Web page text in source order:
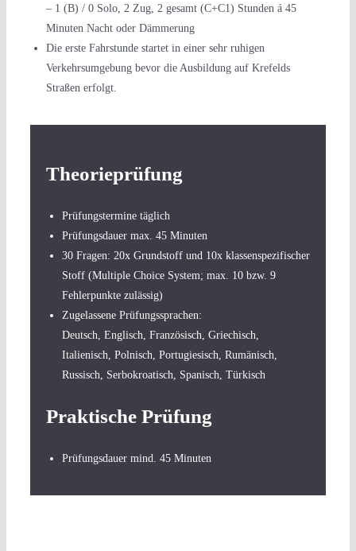
– 1 (B) / 0 Solo, 2 Zug, 2 gesamt (C+C1) Stunden á 45
Minuten Nacht oder Dämmerung
Die erste Fahrstunde startet in einer sehr ruhigen
Verkehrsumgebung bevor die Ausbildung auf Krefelds
Straßen erfolgt.
Theorieprüfung
Prüfungstermine täglich
Prüfungsdauer max. 45 Minuten
30 Fragen: 20x Grundstoff und 10x klassenspezifischer
Stoff (Multiple Choice System; max. 10 bzw. 9
Fehlerpunkte zulässig)
Zugelassene Prüfungssprachen:
Deutsch, Englisch, Französisch, Griechisch,
Italienisch, Polnisch, Portugiesisch, Rumänisch,
Russisch, Serbokroatisch, Spanisch, Türkisch
Praktische Prüfung
Prüfungsdauer mind. 45 Minuten